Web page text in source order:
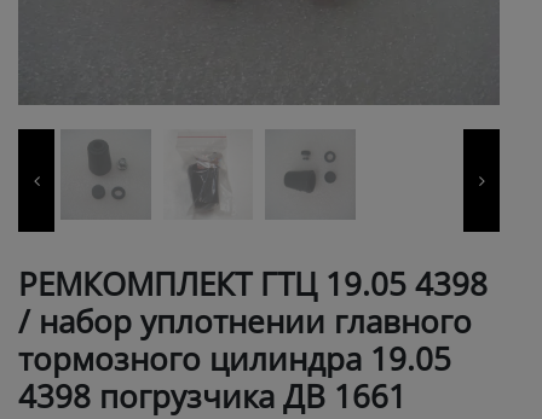
РЕМКОМПЛЕКТ ГТЦ 19.05 4398
/ набор уплотнении главного
тормозного цилиндра 19.05
4398 погрузчика ДВ 1661